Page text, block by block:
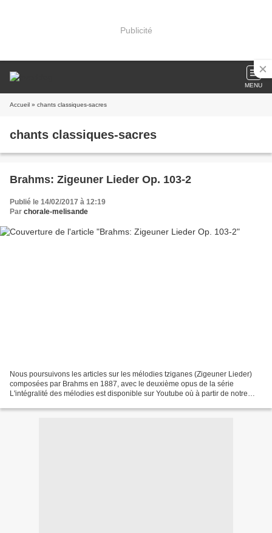
Publicité
MENU
Accueil » chants classiques-sacres
chants classiques-sacres
Brahms: Zigeuner Lieder Op. 103-2
Publié le 14/02/2017 à 12:19
Par chorale-melisande
Nous poursuivons les articles sur les mélodies tziganes (Zigeuner Lieder)
composées par Brahms en 1887, avec le deuxième opus de la série
L'intégralité des mélodies est disponible sur Youtube où à partir de notre